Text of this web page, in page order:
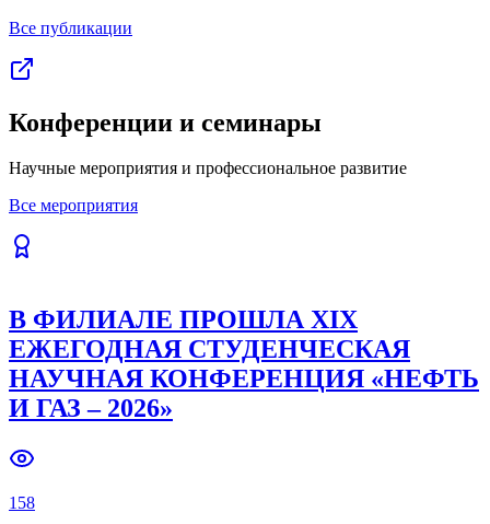
Столица Узбекистана в День смеха превратилась в
эпицентр молодежного креатива. В Ташкенте состоялись
вузов».
229
Читать полностью
Все публикации
Конференции и семинары
Научные мероприятия и профессиональное развитие
Все мероприятия